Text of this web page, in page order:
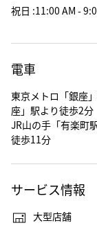
祝日 :11:00 AM -
電車
東京メトロ「銀座
座」駅より徒歩2
JR山の手「有楽町
徒歩11分
サービス情報
大型店舗